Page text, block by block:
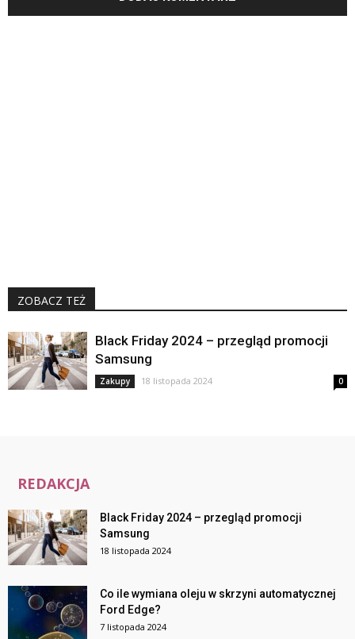
ZOBACZ TEŻ
Black Friday 2024 – przegląd promocji
Samsung
Zakupy 18 listopada 2024 0
REDAKCJA
Black Friday 2024 – przegląd promocji
Samsung
18 listopada 2024
Co ile wymiana oleju w skrzyni automatycznej
Ford Edge?
7 listopada 2024